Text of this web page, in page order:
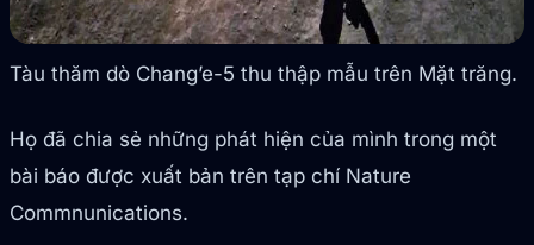
Tàu thăm dò Chang’e-5 thu thập mẫu trên Mặt trăng.
Họ đã chia sẻ những phát hiện của mình trong một
bài báo được xuất bản trên tạp chí Nature
Commnunications.